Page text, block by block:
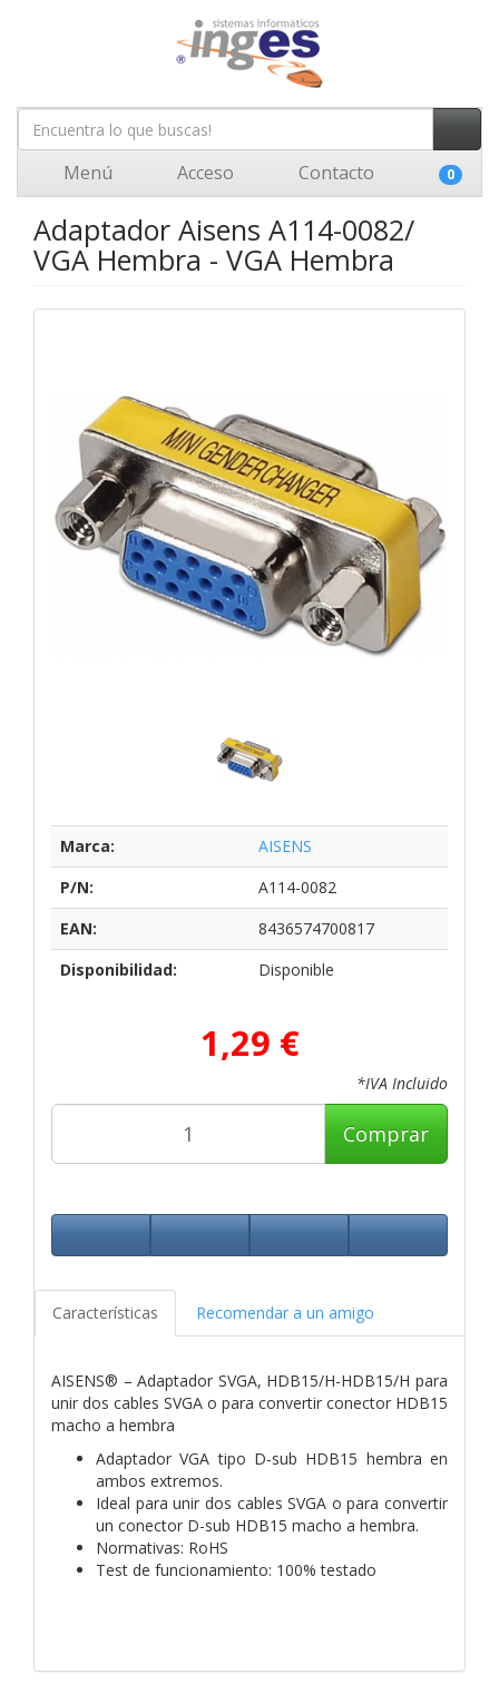
Menú Acceso Contacto 0
Adaptador Aisens A114-0082/
VGA Hembra - VGA Hembra
Marca:
AISENS
P/N:
A114-0082
EAN:
8436574700817
Disponibilidad:
Disponible
1,29 €
*IVA Incluido
Comprar
Características Recomendar a un amigo
AISENS® – Adaptador SVGA, HDB15/H-HDB15/H para
unir dos cables SVGA o para convertir conector HDB15
macho a hembra
Adaptador VGA tipo D-sub HDB15 hembra en
ambos extremos.
Ideal para unir dos cables SVGA o para convertir
un conector D-sub HDB15 macho a hembra.
Normativas: RoHS
Test de funcionamiento: 100% testado